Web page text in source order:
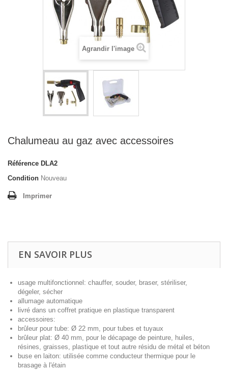
Agrandir l'image
Chalumeau au gaz avec accessoires
Référence DLA2
Condition Nouveau
Imprimer
EN SAVOIR PLUS
usage multifonctionnel: chauffer, souder, braser, stériliser,
dégeler, sécher
allumage automatique
livré dans un coffret pratique en plastique transparent
accessoires:
brûleur pour tube: Ø 22 mm, pour tubes et tuyaux
brûleur plat: Ø 40 mm, pour le décapage de peinture, huiles,
résines, graisses, plastique et tout autre résidu de métal et béton
buse en laiton: utilisée comme conducteur thermique pour le
brasage à l'étain